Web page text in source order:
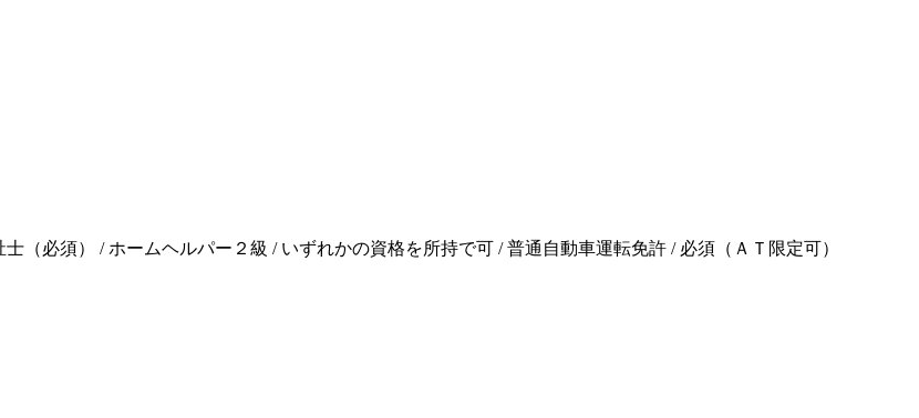
（必須） / ホームヘルパー２級 / いずれかの資格を所持で可 / 普通自動車運転免許 / 必須（ＡＴ限定可）